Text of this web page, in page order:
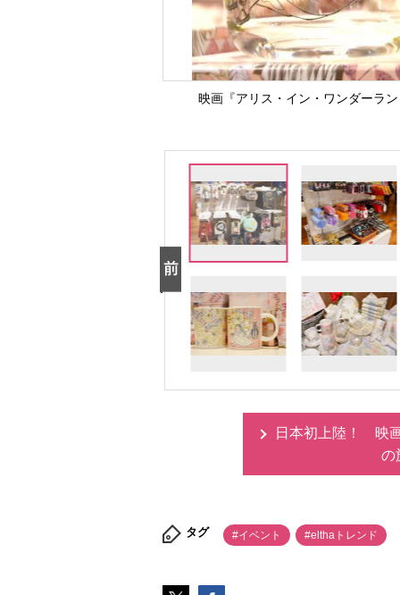
映画『アリス・イン・ワンダーラ
日本初上陸！ 映
の
タグ #イベント #elthaトレンド